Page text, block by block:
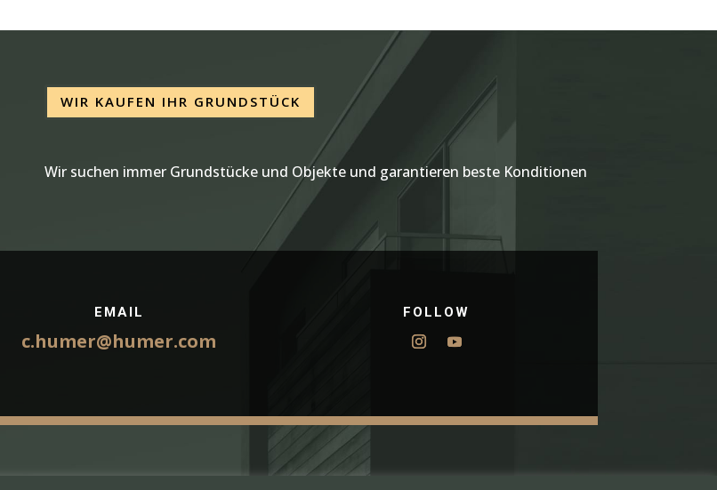
WIR KAUFEN IHR GRUNDSTÜCK
Wir suchen immer Grundstücke und Objekte und garantieren beste Konditionen
EMAIL
c.humer@humer.com
FOLLOW